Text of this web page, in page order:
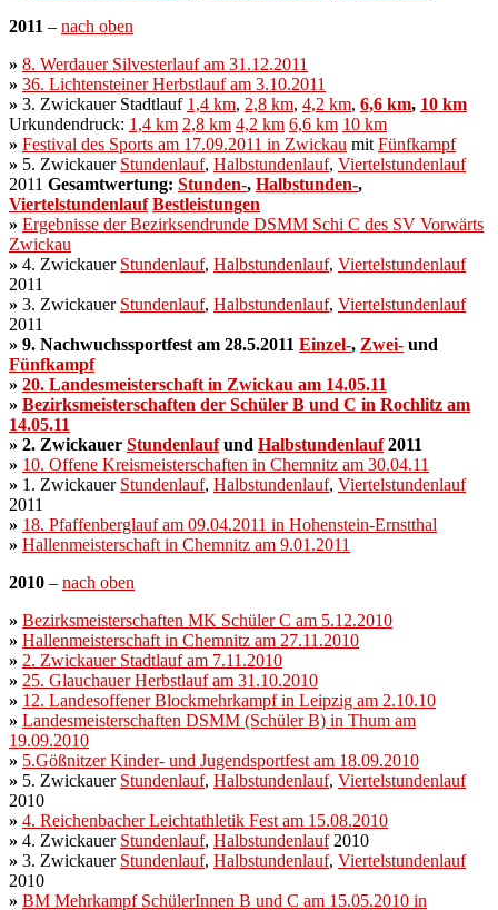
2011 – nach oben
» 8. Werdauer Silvesterlauf am 31.12.2011
» 36. Lichtensteiner Herbstlauf am 3.10.2011
» 3. Zwickauer Stadtlauf 1,4 km, 2,8 km, 4,2 km, 6,6 km, 10 km
Urkundendruck: 1,4 km 2,8 km 4,2 km 6,6 km 10 km
» Festival des Sports am 17.09.2011 in Zwickau mit Fünfkampf
» 5. Zwickauer Stundenlauf, Halbstundenlauf, Viertelstundenlauf
2011 Gesamtwertung: Stunden-, Halbstunden-,
Viertelstundenlauf Bestleistungen
» Ergebnisse der Bezirksendrunde DSMM Schi C des SV Vorwärts
Zwickau
» 4. Zwickauer Stundenlauf, Halbstundenlauf, Viertelstundenlauf
2011
» 3. Zwickauer Stundenlauf, Halbstundenlauf, Viertelstundenlauf
2011
» 9. Nachwuchssportfest am 28.5.2011 Einzel-, Zwei- und
Fünfkampf
» 20. Landesmeisterschaft in Zwickau am 14.05.11
» Bezirksmeisterschaften der Schüler B und C in Rochlitz am
14.05.11
» 2. Zwickauer Stundenlaufund Halbstundenlauf2011
» 10. Offene Kreismeisterschaften in Chemnitz am 30.04.11
» 1. Zwickauer Stundenlauf, Halbstundenlauf, Viertelstundenlauf
2011
» 18. Pfaffenberglauf am 09.04.2011 in Hohenstein-Ernstthal
» Hallenmeisterschaft in Chemnitz am 9.01.2011
2010 – nach oben
» Bezirksmeisterschaften MK Schüler C am 5.12.2010
» Hallenmeisterschaft in Chemnitz am 27.11.2010
» 2. Zwickauer Stadtlauf am 7.11.2010
» 25. Glauchauer Herbstlauf am 31.10.2010
» 12. Landesoffener Blockmehrkampf in Leipzig am 2.10.10
» Landesmeisterschaften DSMM (Schüler B) in Thum am
19.09.2010
» 5.Gößnitzer Kinder- und Jugendsportfest am 18.09.2010
» 5. Zwickauer Stundenlauf, Halbstundenlauf, Viertelstundenlauf
2010
» 4. Reichenbacher Leichtathletik Fest am 15.08.2010
» 4. Zwickauer Stundenlauf, Halbstundenlauf2010
» 3. Zwickauer Stundenlauf, Halbstundenlauf, Viertelstundenlauf
2010
» BM Mehrkampf SchülerInnen B und C am 15.05.2010 in